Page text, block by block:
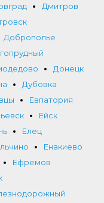
Дмитров
Доброполье
Донецк
Дубовка
Евпатория
Ейск
Елец
Енакиево
Ефремов